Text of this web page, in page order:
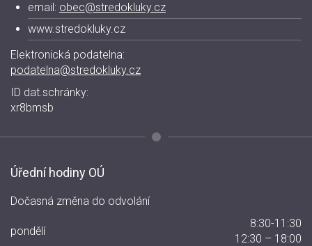
email: obec@stredokluky.cz
www.stredokluky.cz
Elektronická podatelna:
podatelna@stredokluky.cz
ID dat.schránky:
xr8bmsb
Úřední hodiny OÚ
Dočasná změna do odvolání
pondělí
8:30-11:30
12:30 – 18:00